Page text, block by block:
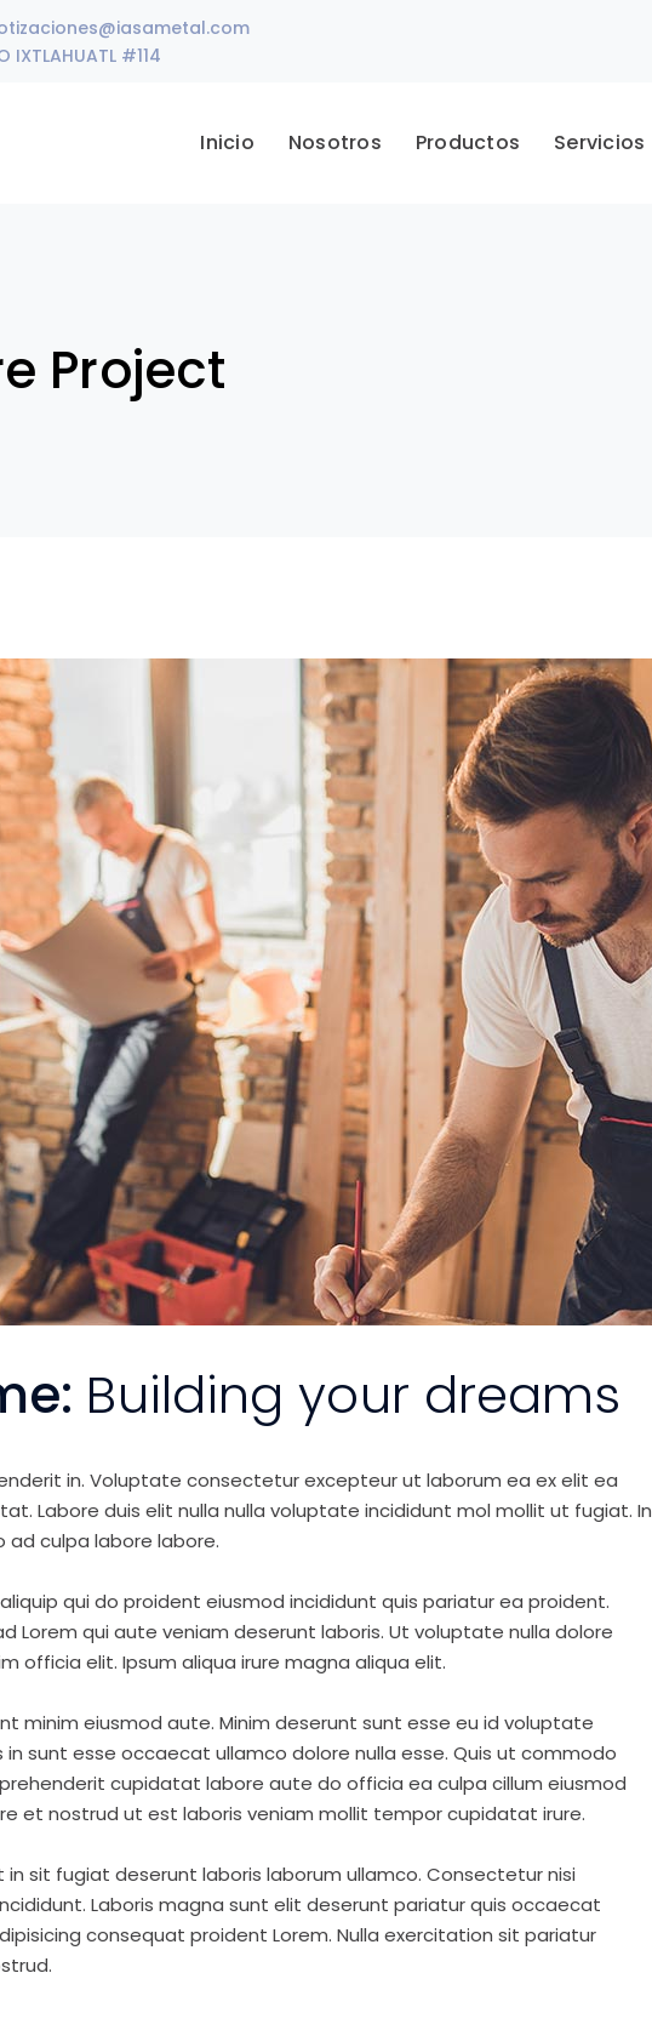
IXTLAHUATL #114
Inicio Nosotros Productos Servicios
Project
Building your dreams
in. Voluptate consectetur excepteur ut laborum ea ex elit ea
Labore duis elit nulla nulla voluptate incididunt mol mollit ut fugiat. In
culpa labore labore.
qui do proident eiusmod incididunt quis pariatur ea proident.
Lorem qui aute veniam deserunt laboris. Ut voluptate nulla dolore
officia elit. Ipsum aliqua irure magna aliqua elit.
minim eiusmod aute. Minim deserunt sunt esse eu id voluptate
sunt esse occaecat ullamco dolore nulla esse. Quis ut commodo
cupidatat labore aute do officia ea culpa cillum eiusmod
et nostrud ut est laboris veniam mollit tempor cupidatat irure.
sit fugiat deserunt laboris laborum ullamco. Consectetur nisi
Laboris magna sunt elit deserunt pariatur quis occaecat
consequat proident Lorem. Nulla exercitation sit pariatur